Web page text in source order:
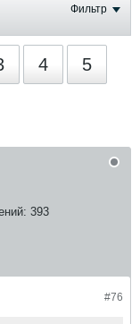
Фильтр
4 5
393
#76